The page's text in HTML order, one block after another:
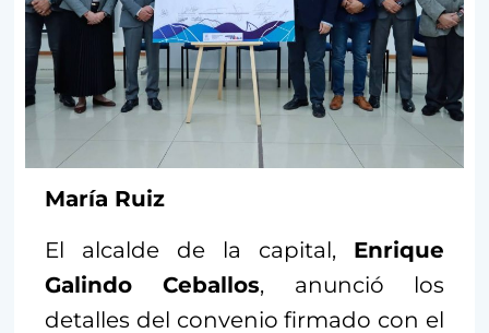
María Ruiz
El alcalde de la capital, Enrique
Galindo Ceballos, anunció los
detalles del convenio firmado con el